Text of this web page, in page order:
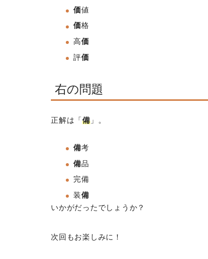
価値
価格
高価
評価
右の問題
正解は「備」。
備考
備品
完備
装備
いかがだったでしょうか？
次回もお楽しみに！